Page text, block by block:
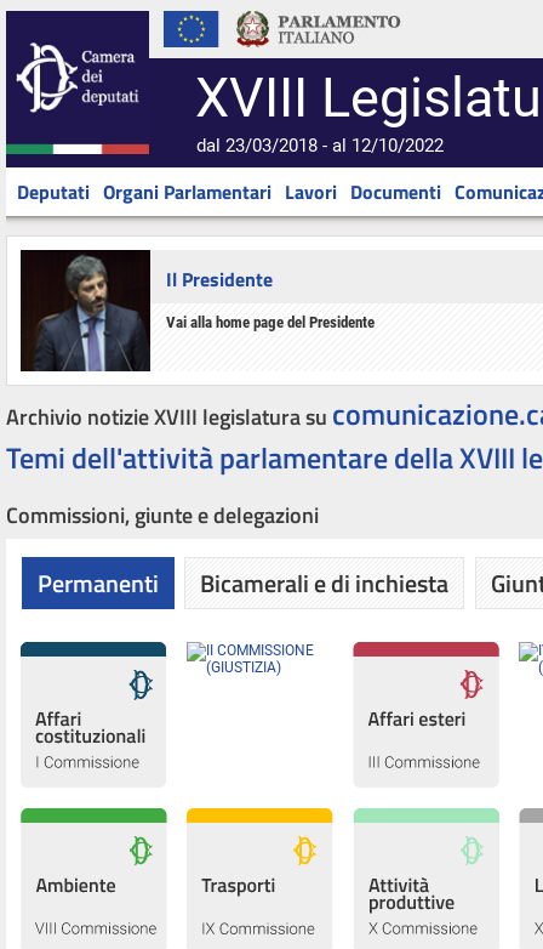
XVIII
dal 23/03/2018 - al 12/10/2022
Deputati Organi Parlamentari Lavori Documenti
Il Presidente
Vai alla home page del Presidente
Archivio notizie XVIII legislatura su
Temi dell'attività parlamentare della XVIII
Commissioni, giunte e delegazioni
Permanenti Bicamerali e di inchiesta